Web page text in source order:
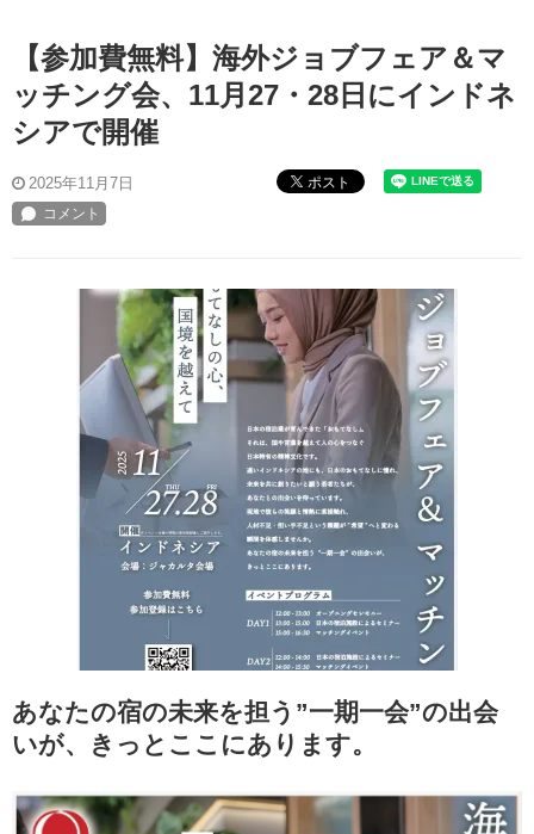
【参加費無料】海外ジョブフェア＆マ
ッチング会、11月27・28日にインドネ
シアで開催
2025年11月7日 ポスト
あなたの宿の未来を担う”一期一会”の出会
いが、きっとここにあります。